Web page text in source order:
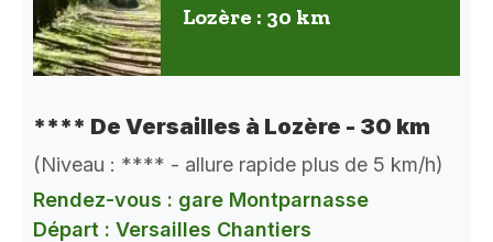
Lozère : 30 km
**** De Versailles à Lozère - 30 km
(Niveau : **** - allure rapide plus de 5 km/h)
Rendez-vous : gare Montparnasse
Départ : Versailles Chantiers